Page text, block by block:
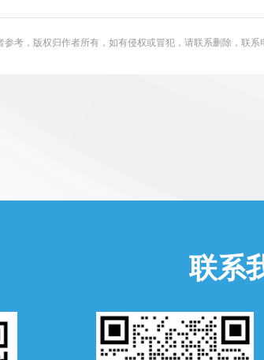
考，版权归作者所有，如有侵权或冒犯，请联系删除，联
联系